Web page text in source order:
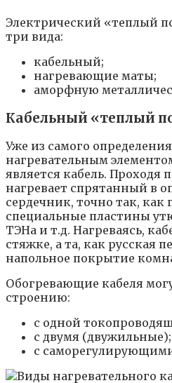
Электрический «теплый
три вида:
кабельный;
нагревающие маты;
аморфную
Кабельный «теплый
Уже из самого
нагревательным
является кабель. Проходя
нагревает спрятанный в
сердечник, точно так, как
специальные пластины
ТЭНа и т.д. Нагреваясь,
стяжке, а та, как русская
напольное покрытие
Обогревающие кабеля
строению:
с одной
с двумя (двужильные);
с